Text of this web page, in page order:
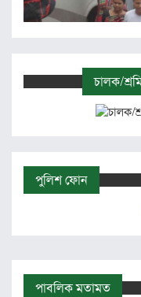
চালক/
পুলিশ ফোন
পাবলিক মতামত